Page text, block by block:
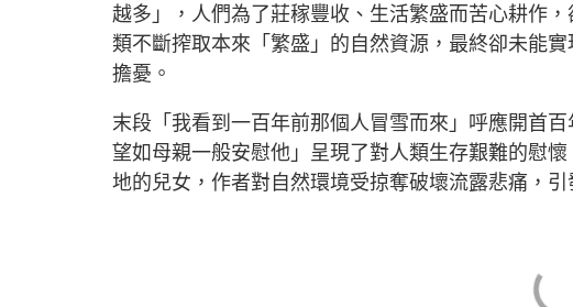
越多」，人們為了莊稼豐收、生活繁盛而苦心耕作
類不斷搾取本來「繁盛」的自然資源，最終卻未能
擔憂。
末段「我看到一百年前那個人冒雪而來」呼應開首
望如母親一般安慰他」呈現了對人類生存艱難的慰
地的兒女，作者對自然環境受掠奪破壞流露悲痛，